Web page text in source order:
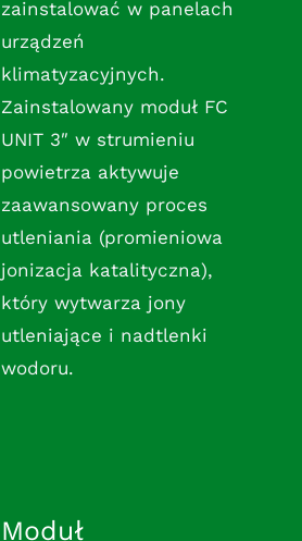
zainstalować w panelach
urządzeń
klimatyzacyjnych.
Zainstalowany moduł FC
UNIT 3″ w strumieniu
powietrza aktywuje
zaawansowany proces
utleniania (promieniowa
jonizacja katalityczna),
który wytwarza jony
utleniające i nadtlenki
wodoru.
Moduł